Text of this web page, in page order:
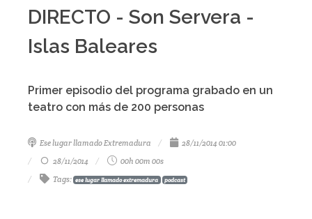
DIRECTO - Son Servera -
Islas Baleares
Primer episodio del programa grabado en un
teatro con más de 200 personas
Ese lugar llamado Extremadura
28/11/2014 01:00
28/11/2014
00h 00m 00s
Tags: ese lugar llamado extremadura podcast